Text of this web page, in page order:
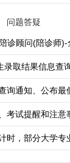
问题答疑